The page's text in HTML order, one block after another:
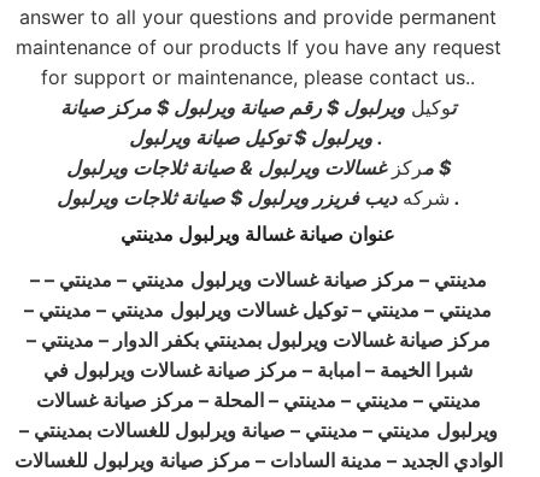
answer to all your questions and provide permanent
maintenance of our products If you have any request
for support or maintenance, please contact us..
توكيل ويرلبول $ رقم صيانة ويرلبول $ مركز صيانة
ويرلبول $توكيل صيانة ويرلبول
.
مركزغسالات ويرلبول &صيانة ثلاجات ويرلبول
$
شركهديب فريزر ويرلبول $صيانة ثلاجات ويرلبول
.
عنوان صيانة غسالة ويرلبول مدينتي
–
مدينتي– مركز صيانة غسالات ويرلبول مدينتي– مدينتي –
مدينتي – مدينتي –توكيل غسالات ويرلبول مدينتي – مدينتي –
مركز صيانة غسالات ويرلبول بمدينتي بكفر الدوار – مدينتي –
شبرا الخيمة – امبابة – مركز صيانة غسالات ويرلبول في
مدينتي – مدينتي – مدينتي – المحلة – مركز صيانة غسالات
ويرلبول مدينتي– مدينتي – صيانة ويرلبول للغسالات بمدينتي –
الوادي الجديد – مدينة السادات – مركز صيانة ويرلبول للغسالات